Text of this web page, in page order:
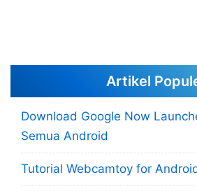
Artikel
Download Google Now
Semua Android
Tutorial Webcamtoy for